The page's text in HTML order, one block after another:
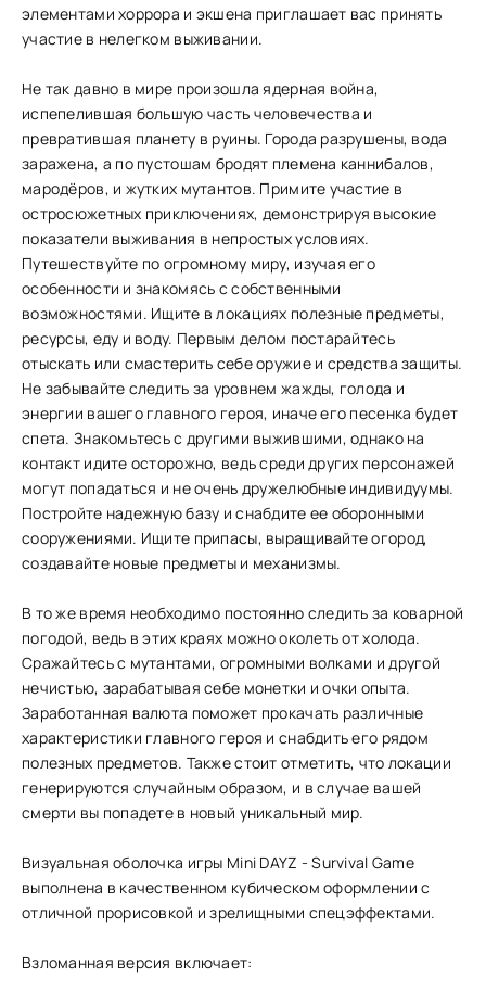
элементами хоррора и экшена приглашает вас принять
участие в нелегком выживании.
Не так давно в мире произошла ядерная война,
испепелившая большую часть человечества и
превратившая планету в руины. Города разрушены, вода
заражена, а по пустошам бродят племена каннибалов,
мародёров, и жутких мутантов. Примите участие в
остросюжетных приключениях, демонстрируя высокие
показатели выживания в непростых условиях.
Путешествуйте по огромному миру, изучая его
особенности и знакомясь с собственными
возможностями. Ищите в локациях полезные предметы,
ресурсы, еду и воду. Первым делом постарайтесь
отыскать или смастерить себе оружие и средства защиты.
Не забывайте следить за уровнем жажды, голода и
энергии вашего главного героя, иначе его песенка будет
спета. Знакомьтесь с другими выжившими, однако на
контакт идите осторожно, ведь среди других персонажей
могут попадаться и не очень дружелюбные индивидуумы.
Постройте надежную базу и снабдите ее оборонными
сооружениями. Ищите припасы, выращивайте огород,
создавайте новые предметы и механизмы.
В то же время необходимо постоянно следить за коварной
погодой, ведь в этих краях можно околеть от холода.
Сражайтесь с мутантами, огромными волками и другой
нечистью, зарабатывая себе монетки и очки опыта.
Заработанная валюта поможет прокачать различные
характеристики главного героя и снабдить его рядом
полезных предметов. Также стоит отметить, что локации
генерируются случайным образом, и в случае вашей
смерти вы попадете в новый уникальный мир.
Визуальная оболочка игры Mini DAYZ - Survival Game
выполнена в качественном кубическом оформлении с
отличной прорисовкой и зрелищными спецэффектами.
Взломанная версия включает: